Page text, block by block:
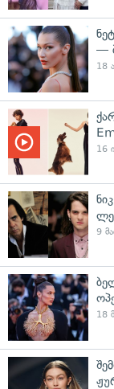
—
18
16
9
18